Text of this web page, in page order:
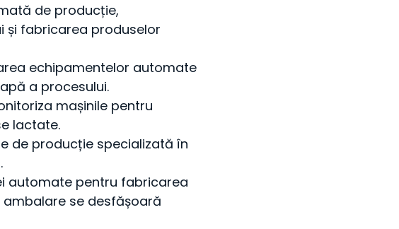
de producție,
și fabricarea produselor
echipamentelor automate
a procesului.
mașinile pentru
lactate.
de producție specializată în
automate pentru fabricarea
se desfășoară